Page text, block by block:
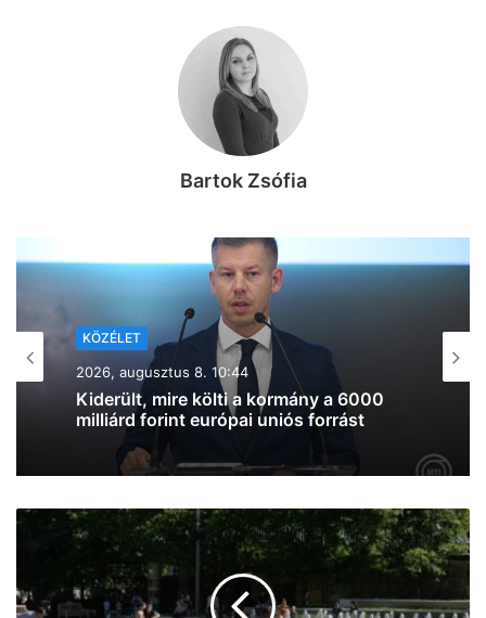
Bartok Zsófia
2026, augusztus 7. 19:39
Lazul a volt miniszterelnök: Orbán
Viktor felbukkant a szerbiai
trombitafesztiválon, sörözött és